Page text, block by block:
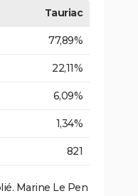
Tauriac
77,89%
22,11%
6,09%
1,34%
821
Marine Le Pen